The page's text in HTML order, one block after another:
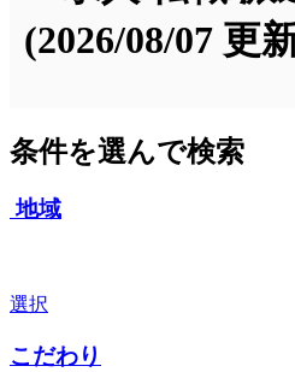
(2026/08/07 更
条件を選んで検索
地域
選択
こだわり